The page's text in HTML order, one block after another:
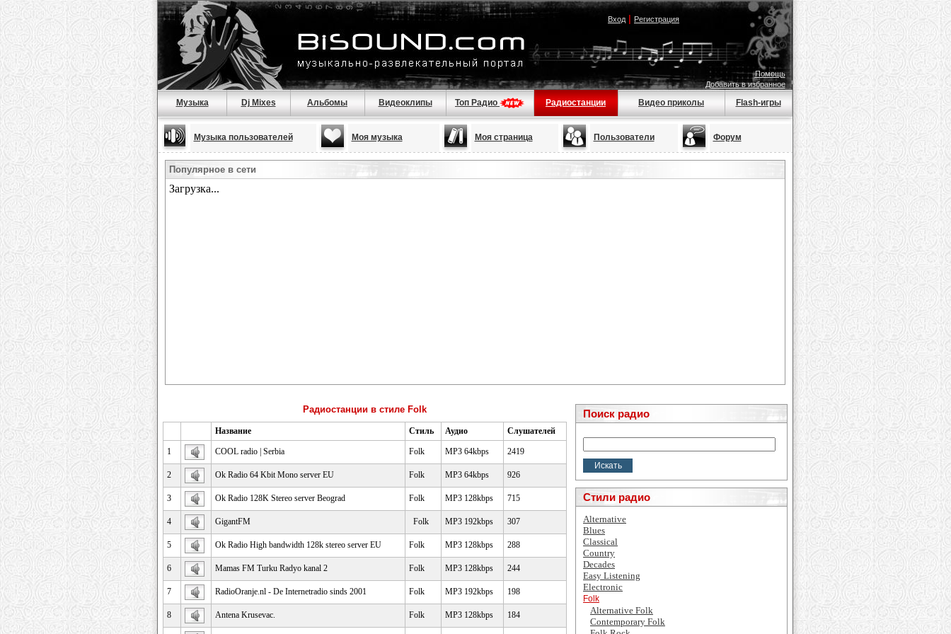
Вход| Регистрация
Помощь
Добавить в избранное
Музыка Dj Mixes Альбомы Видеоклипы Топ Радио Радиостанции Видео приколы Flash-игры
Музыка пользователей Моя музыка Моя страница Пользователи Форум
Популярное в сети
Радиостанции в стиле Folk
Название Стиль Аудио Слушателей
1 COOL radio | Serbia Folk MP3 64kbps 2419
2 Ok Radio 64 Kbit Mono server EU Folk MP3 64kbps 926
3 Ok Radio 128K Stereo server Beograd Folk MP3 128kbps 715
4 GigantFM Folk MP3 192kbps 307
5 Ok Radio High bandwidth 128k stereo server EU Folk MP3 128kbps 288
6 Mamas FM Turku Radyo kanal 2 Folk MP3 128kbps 244
7 RadioOranje.nl - De Internetradio sinds 2001 Folk MP3 192kbps 198
8 Antena Krusevac. Folk MP3 128kbps 184
Поиск радио
Стили радио
Alternative
Blues
Classical
Country
Decades
Easy Listening
Electronic
Folk
Alternative Folk
Contemporary Folk